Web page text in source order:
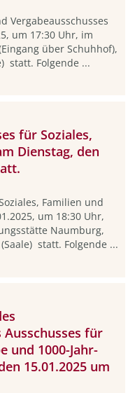
Vergabeausschusses
um 17:30 Uhr, im
über Schuhhof),
statt. Folgende ...
für Soziales,
Dienstag, den
Familien und
um 18:30 Uhr,
Naumburg,
statt. Folgende ...
Ausschusses für
und 1000-Jahr-
15.01.2025 um